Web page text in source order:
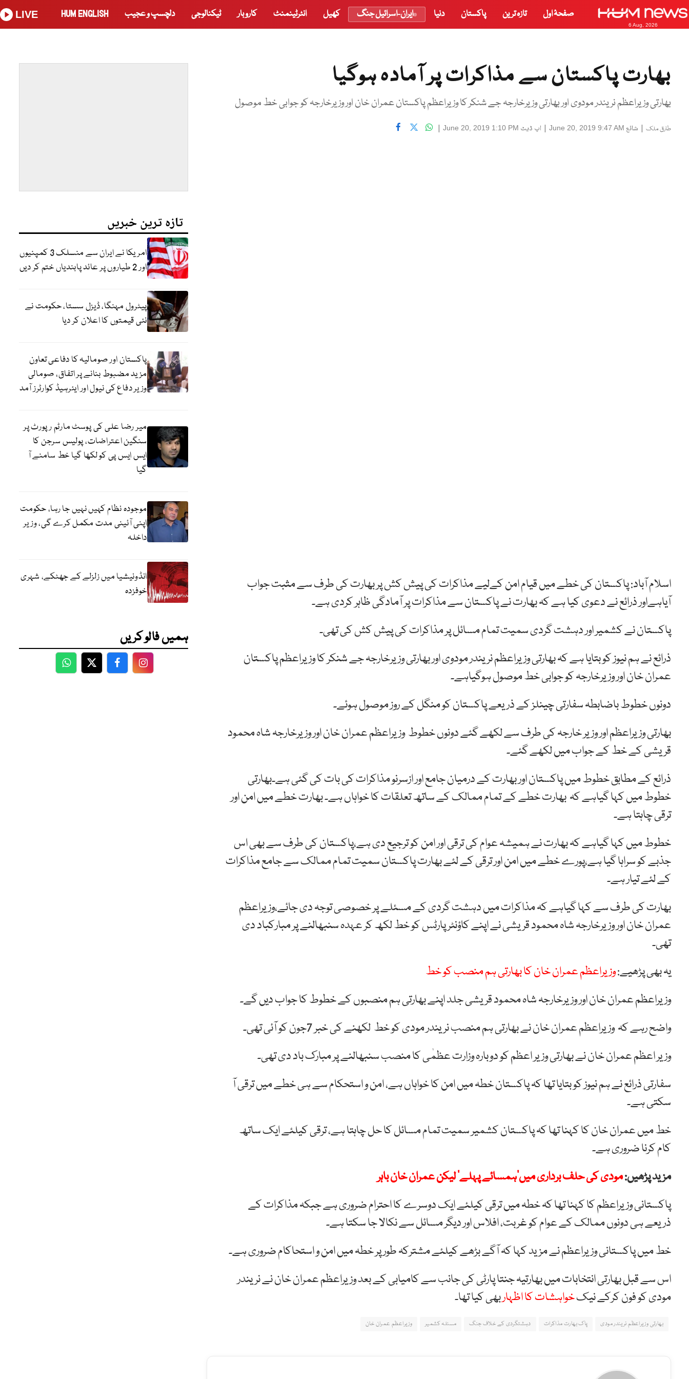
6 Aug, 2026
صفحۂ اول تازہ ترین پاکستان دنیا ایران-اسرائیل جنگ کھیل انٹرٹینمنٹ کاروبار ٹیکنالوجی دلچسپ و عجیب HUM ENGLISH
LIVE
بھارت پاکستان سے مذاکرات پر آمادہ ہوگیا
بھارتی وزیراعظم نریندر مودوی اور بھارتی وزیرخارجہ جے شنکر کا وزیراعظم پاکستان عمران خان اور وزیرخارجہ کو جوابی خط موصول
طارق ملک | شائع June 20, 2019 9:47 AM
| اپ ڈیٹ June 20, 2019 1:10 PM
|
اسلام آباد: پاکستان کی خطے میں قیام امن کےلیے مذاکرات کی پیش کش پر بھارت کی طرف سے مثبت جواب
آیاہےاور ذرائع نے دعوی کیا ہے کہ بھارت نے پاکستان سے مذاکرات پر آمادگی ظاہر کردی ہے۔
پاکستان نے کشمیر اور دہشت گردی سمیت تمام مسائل پر مذاکرات کی پیش کش کی تھی۔
ذرائع نے ہم نیوز کو بتایا ہے کہ بھارتی وزیراعظم نریندر مودوی اور بھارتی وزیرخارجہ جے شنکر کا وزیراعظم پاکستان
عمران خان اور وزیرخارجہ کو جوابی خط موصول ہوگیاہے۔
دونوں خطوط باضابطہ سفارتی چینلز کے ذریعے پاکستان کو منگل کے روز موصول ہوئے۔
بھارتی وزیراعظم اور وزیر خارجہ کی طرف سے لکھے گئے دونوں خطوط وزیراعظم عمران خان اور وزیرخارجہ شاہ محمود
قریشی کے خط کے جواب میں لکھے گئے۔
ذرائع کے مطابق خطوط میں پاکستان اور بھارت کے درمیان جامع اور ازسرنو مذاکرات کی بات کی گئی ہے۔بھارتی
خطوط میں کہا گیاہے کہ بھارت خطے کے تمام ممالک کے ساتھ تعلقات کا خواہاں ہے۔ بھارت خطے میں امن اور
ترقی چاہتا ہے۔
خطوط میں کہا گیاہے کہ بھارت نے ہمیشہ عوام کی ترقی اور امن کو ترجیع دی ہے،پاکستان کی طرف سے بھی اس
جذبے کو سراہا گیا ہے،پورے خطے میں امن اور ترقی کے لئے بھارت پاکستان سمیت تمام ممالک سے جامع مذاکرات
کے لئے تیار ہے۔
بھارت کی طرف سے کہا گیاہے کہ مذاکرات میں دہشت گردی کے مسئلے پر خصوصی توجہ دی جائے،وزیراعظم
عمران خان اور وزیرخارجہ شاہ محمود قریشی نے اپنے کاؤنٹر پارٹس کو خط لکھ کر عہدہ سنبھالنے پر مبارکباد دی
تھی۔
یہ بھی پڑھیے:وزیراعظم عمران خان کا بھارتی ہم منصب کو خط
وزیراعظم عمران خان اور وزیرخارجہ شاہ محمود قریشی جلد اپنے بھارتی ہم منصبوں کے خطوط کا جواب دیں گے۔
واضح رہے کہ وزیراعظم عمران خان نے بھارتی ہم منصب نریندر مودی کو خط لکھنے کی خبر 7جون کو آئی تھی۔
وزیر اعظم عمران خان نے بھارتی وزیر اعظم کو دوبارہ وزارت عظمٰی کا منصب سنبھالنے پر مبارک باد دی تھی۔
سفارتی ذرائع نے ہم نیوز کو بتایا تھا کہ پاکستان خطہ میں امن کا خواہاں ہے، امن و استحکام سے ہی خطے میں ترقی آ
سکتی ہے۔
خط میں عمران خان کا کہنا تھا کہ پاکستان کشمیر سمیت تمام مسائل کا حل چاہتا ہے، ترقی کیلئے ایک ساتھ
کام کرنا ضروری ہے۔
مزید پڑھیں:مودی کی حلف برداری میں’ہمسائے پہلے‘ لیکن عمران خان باہر
پاکستانی وزیراعظم کا کہنا تھا کہ خطہ میں ترقی کیلئے ایک دوسرے کا احترام ضروری ہے جبکہ مذاکرات کے
ذریعے ہی دونوں ممالک کے عوام کو غربت، افلاس اور دیگر مسائل سے نکالا جا سکتا ہے۔
خط میں پاکستانی وزیراعظم نے مزید کہا کہ آگے بڑھے کیلئے مشترکہ طور پر خطہ میں امن و استحاکام ضروری ہے۔
اس سے قبل بھارتی انتخابات میں بھارتیہ جنتا پارٹی کی جانب سے کامیابی کے بعد وزیراعظم عمران خان نے نریندر
مودی کو فون کرکے نیکخواہشات کا اظہاربھی کیا تھا۔
بھارتی وزیراعظم نریندر مودی پاک بھارت مذاکرات دہشتگردی کے خلاف جنگ مسئلہ کشمیر وزیراعظم عمران خان
تازہ ترین خبریں
امریکا نے ایران سے منسلک 3 کمپنیوں
اور 2 طیاروں پر عائد پابندیاں ختم کر دیں
پیٹرول مہنگا، ڈیزل سستا، حکومت نے
نئی قیمتوں کا اعلان کر دیا
پاکستان اور صومالیہ کا دفاعی تعاون
مزید مضبوط بنانے پر اتفاق، صومالی
وزیر دفاع کی نیول اور ایئرہیڈ کوارٹرز آمد
میر رضا علی کی پوسٹ مارٹم رپورٹ پر
سنگین اعتراضات، پولیس سرجن کا
ایس ایس پی کو لکھا گیا خط سامنے آ
گیا
موجودہ نظام کہیں نہیں جا رہا، حکومت
اپنی آئینی مدت مکمل کرے گی، وزیر
داخلہ
انڈونیشیا میں زلزلے کے جھٹکے، شہری
خوفزدہ
ہمیں فالو کریں
WhatsApp
TwitterFacebookFacebook